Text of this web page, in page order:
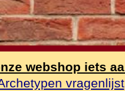
webshop iets
vragenlijst